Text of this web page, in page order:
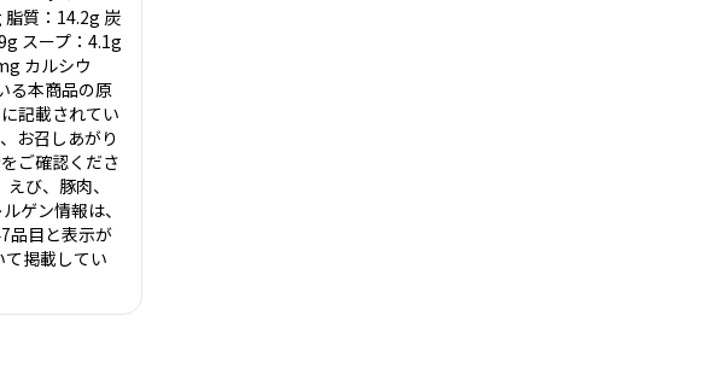
質：14.2g 炭
スープ：4.1g
カルシウ
る本商品の原
記載されてい
お召しあがり
ご確認くださ
び、豚肉、
ゲン情報は、
品目と表示が
掲載してい